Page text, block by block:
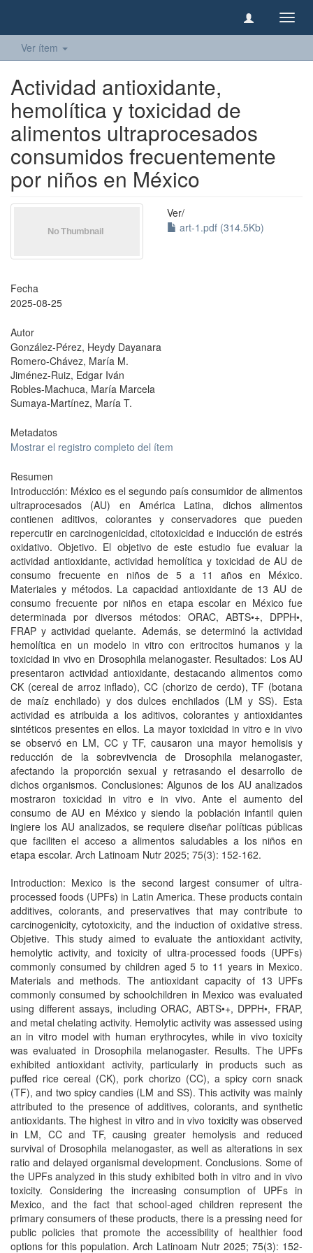
Ver ítem
Actividad antioxidante,
hemolítica y toxicidad de
alimentos ultraprocesados
consumidos frecuentemente
por niños en México
Ver/
art-1.pdf (314.5Kb)
Fecha
2025-08-25
Autor
González-Pérez, Heydy Dayanara
Romero-Chávez, María M.
Jiménez-Ruiz, Edgar Iván
Robles-Machuca, María Marcela
Sumaya-Martínez, María T.
Metadatos
Mostrar el registro completo del ítem
Resumen
Introducción: México es el segundo país consumidor de alimentos
ultraprocesados (AU) en América Latina, dichos alimentos
contienen aditivos, colorantes y conservadores que pueden
repercutir en carcinogenicidad, citotoxicidad e inducción de estrés
oxidativo. Objetivo. El objetivo de este estudio fue evaluar la
actividad antioxidante, actividad hemolítica y toxicidad de AU de
consumo frecuente en niños de 5 a 11 años en México.
Materiales y métodos. La capacidad antioxidante de 13 AU de
consumo frecuente por niños en etapa escolar en México fue
determinada por diversos métodos: ORAC, ABTS•+, DPPH•,
FRAP y actividad quelante. Además, se determinó la actividad
hemolítica en un modelo in vitro con eritrocitos humanos y la
toxicidad in vivo en Drosophila melanogaster. Resultados: Los AU
presentaron actividad antioxidante, destacando alimentos como
CK (cereal de arroz inflado), CC (chorizo de cerdo), TF (botana
de maíz enchilado) y dos dulces enchilados (LM y SS). Esta
actividad es atribuida a los aditivos, colorantes y antioxidantes
sintéticos presentes en ellos. La mayor toxicidad in vitro e in vivo
se observó en LM, CC y TF, causaron una mayor hemolisis y
reducción de la sobrevivencia de Drosophila melanogaster,
afectando la proporción sexual y retrasando el desarrollo de
dichos organismos. Conclusiones: Algunos de los AU analizados
mostraron toxicidad in vitro e in vivo. Ante el aumento del
consumo de AU en México y siendo la población infantil quien
ingiere los AU analizados, se requiere diseñar políticas públicas
que faciliten el acceso a alimentos saludables a los niños en
etapa escolar. Arch Latinoam Nutr 2025; 75(3): 152-162.
Introduction: Mexico is the second largest consumer of ultra-
processed foods (UPFs) in Latin America. These products contain
additives, colorants, and preservatives that may contribute to
carcinogenicity, cytotoxicity, and the induction of oxidative stress.
Objetive. This study aimed to evaluate the antioxidant activity,
hemolytic activity, and toxicity of ultra-processed foods (UPFs)
commonly consumed by children aged 5 to 11 years in Mexico.
Materials and methods. The antioxidant capacity of 13 UPFs
commonly consumed by schoolchildren in Mexico was evaluated
using different assays, including ORAC, ABTS•+, DPPH•, FRAP,
and metal chelating activity. Hemolytic activity was assessed using
an in vitro model with human erythrocytes, while in vivo toxicity
was evaluated in Drosophila melanogaster. Results. The UPFs
exhibited antioxidant activity, particularly in products such as
puffed rice cereal (CK), pork chorizo (CC), a spicy corn snack
(TF), and two spicy candies (LM and SS). This activity was mainly
attributed to the presence of additives, colorants, and synthetic
antioxidants. The highest in vitro and in vivo toxicity was observed
in LM, CC and TF, causing greater hemolysis and reduced
survival of Drosophila melanogaster, as well as alterations in sex
ratio and delayed organismal development. Conclusions. Some of
the UPFs analyzed in this study exhibited both in vitro and in vivo
toxicity. Considering the increasing consumption of UPFs in
Mexico, and the fact that school-aged children represent the
primary consumers of these products, there is a pressing need for
public policies that promote the accessibility of healthier food
options for this population. Arch Latinoam Nutr 2025; 75(3): 152-